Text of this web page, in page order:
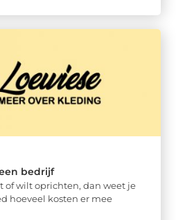
bedrijf
of wilt oprichten, dan weet je
hoeveel kosten er mee